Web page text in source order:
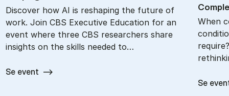
Discover how AI is reshaping the future of
work. Join CBS Executive Education for an
event where three CBS researchers share
insights on the skills needed to…
Se event
When
Se